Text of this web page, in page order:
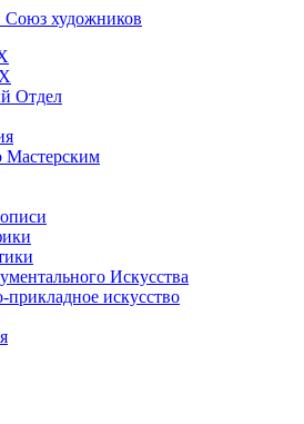
Отдел
Мастерским
Искусства
прикладное искусство